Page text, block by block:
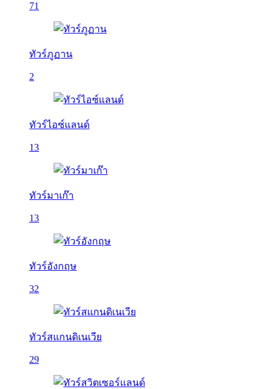
71
ทัวร์ภูฏาน
2
ทัวร์ไอซ์แลนด์
13
ทัวร์มาเก๊า
13
ทัวร์อังกฤษ
32
ทัวร์สแกนดิเนเวีย
29